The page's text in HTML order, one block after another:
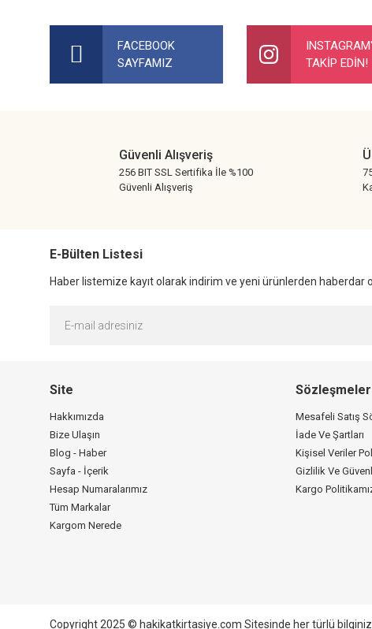
Bu ürüne benzer farklı alternatifler olmalı.
FACEBOOK
SAYFAMIZ
TAKİP EDİN!
Güvenli Alışveriş
256 BIT SSL Sertifika İle %100
Güvenli Alışveriş
E-Bülten Listesi
Haber listemize kayıt olarak indirim ve yeni ürünlerden haberdar
Site
Hakkımızda
Bize Ulaşın
Blog - Haber
Sayfa - İçerik
Hesap Numaralarımız
Tüm Markalar
Kargom Nerede
Sözleşmeler
Mesafeli Satış
İade Ve Şartları
Kişisel Veriler
Gizlilik Ve
Kargo
Copyright 2025 © hakikatkirtasiye.com Sitesinde her türlü bilginiz